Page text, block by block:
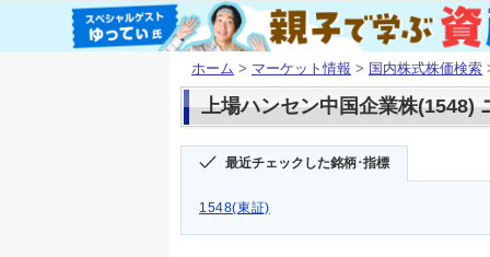
ホーム > マーケット情報 > 国内株式株価検索
上場ハンセン中国企業株(1548)
最近チェックした銘柄･指標
1548(東証)